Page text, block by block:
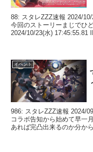
88: スタレZZZ速報 2024/
今回のストーリーまじでひ
2024/10/23(水) 17:45:55.81
イベント
986: スタレZZZ速報 2024/
コラボ告知から始めて早一
あれば完凸出来るのか分か